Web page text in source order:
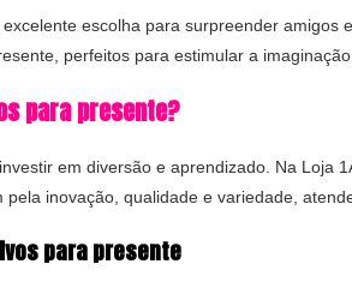
escolha para surpreender amigos
perfeitos para estimular a
para presente?
em diversão e aprendizado. Na Loja
inovação, qualidade e variedade,
para presente